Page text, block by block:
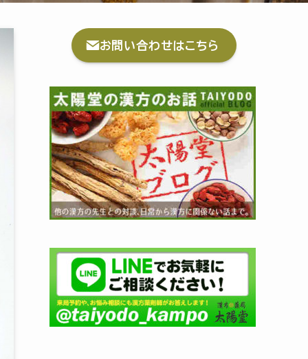
お問い合わせはこちら